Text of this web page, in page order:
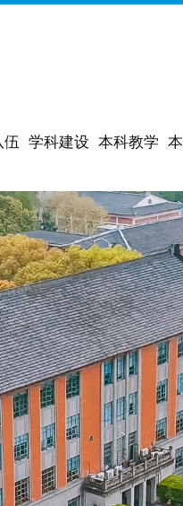
伍 学科建设 本科教学